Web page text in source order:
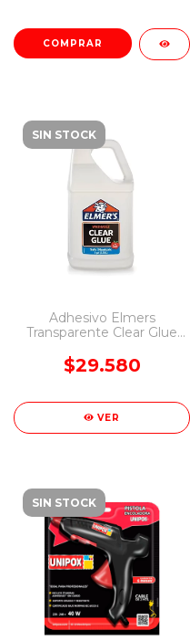
SIN STOCK
Adhesivo Elmers
Transparente Clear Glue
$29.580
VER
SIN STOCK